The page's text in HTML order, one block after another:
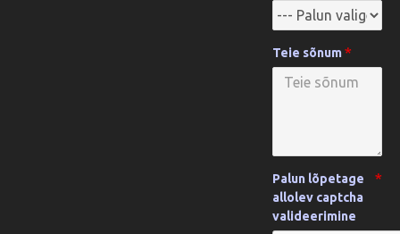
Teie sõnum
Palun lõpetage
allolev captcha
valideerimine